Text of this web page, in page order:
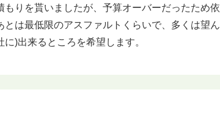
もりを貰いましたが、予算オーバーだったため
とは最低限のアスファルトくらいで、多くは望
)出来るところを希望します。